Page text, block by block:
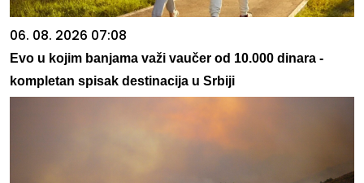
06. 08. 2026 07:08
Evo u kojim banjama važi vaučer od 10.000 dinara -
kompletan spisak destinacija u Srbiji